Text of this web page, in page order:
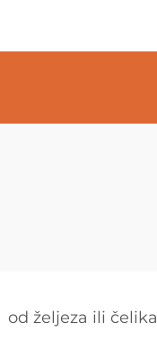
od željeza ili čelika